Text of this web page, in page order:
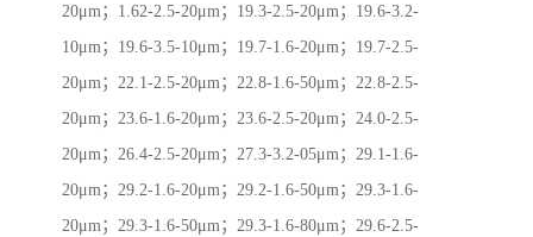
20μm；1.62-2.5-20μm；19.3-2.5-20μm；19.6-3.2-
10μm；19.6-3.5-10μm；19.7-1.6-20μm；19.7-2.5-
20μm；22.1-2.5-20μm；22.8-1.6-50μm；22.8-2.5-
20μm；23.6-1.6-20μm；23.6-2.5-20μm；24.0-2.5-
20μm；26.4-2.5-20μm；27.3-3.2-05μm；29.1-1.6-
20μm；29.2-1.6-20μm；29.2-1.6-50μm；29.3-1.6-
20μm；29.3-1.6-50μm；29.3-1.6-80μm；29.6-2.5-